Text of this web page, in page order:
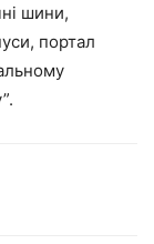
шини,
портал